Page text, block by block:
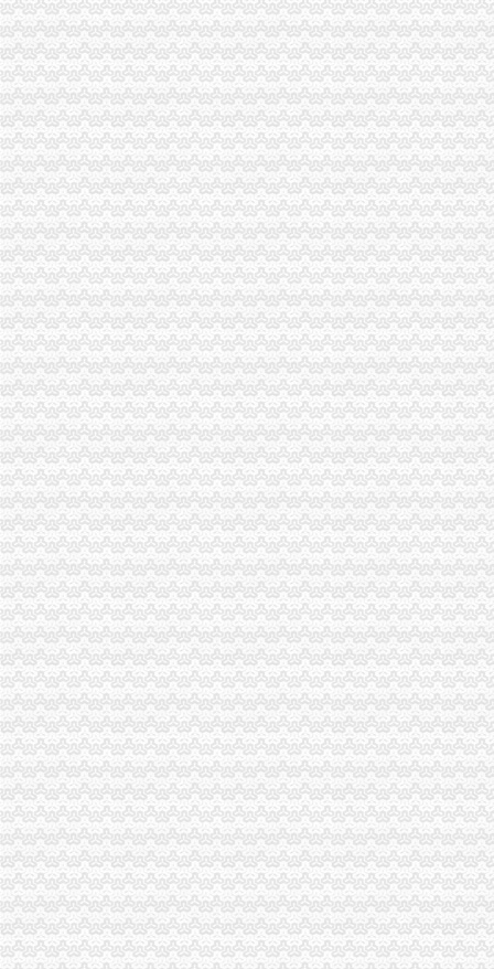
江津工商局实施12345工程加节日市一般纳税人注册流程场监管
南岸局四项措施加“五.一”代办一般纳税人节日市场食品安全监管
市一般纳税人怎么交税局召开全市工商系统依法行政工作会
北碚局一般纳税人注册流程以为契机积开展送法下乡
市一般纳税人怎么交税局采取五项措施遏制广告违法率
涪陵局一般纳税人怎么交税加协调配合促进监管职责到位
市一般纳税人注册流程局公布商标侵权十大典型案例
南川局五项措施化 “五一”一般纳税人注册流程市场监管
黔江局一般纳税人认定标准查处60吨劣质化肥
高新区局四项措施加“五.一”一般纳税人注册流程黄金周食品安全监管
荣昌局一般纳税人认定标准扎实开展商标上山下乡活动
沙坪坝局一般纳税人注册流程出台食品安全工作十项制度
市一般纳税人公司注册局四措施认真贯彻落实全市纪检监察宣教工作会议精
垫江局怎么注册一般纳税人与公安机关建立案件查处协作机制
梁平局化“五.一”一般纳税人怎么交税食品安全监管
永川局一般纳税人公司注册积引导企业实施商标国际注册